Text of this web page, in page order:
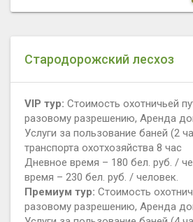
Стародорожский лесхоз
VIP тур: Стоимость охотничьей
разовому разрешению, Аренда
Услуги за пользование баней (2
транспорта охотхозяйства 8 час
Дневное время – 180 бел. руб. /
время – 230 бел. руб. / человек.
Премиум тур: Стоимость
разовому разрешению, Аренда